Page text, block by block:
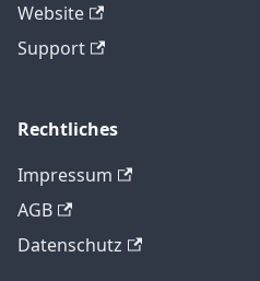
Website
Support
Rechtliches
Impressum
AGB
Datenschutz